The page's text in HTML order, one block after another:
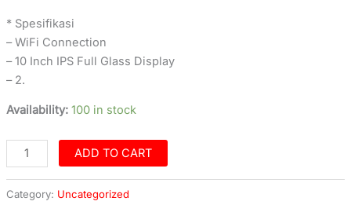
* Spesifikasi
– WiFi Connection
– 10 Inch IPS Full Glass Display
– 2.
Availability: 100 in stock
ADD TO CART
Category: Uncategorized